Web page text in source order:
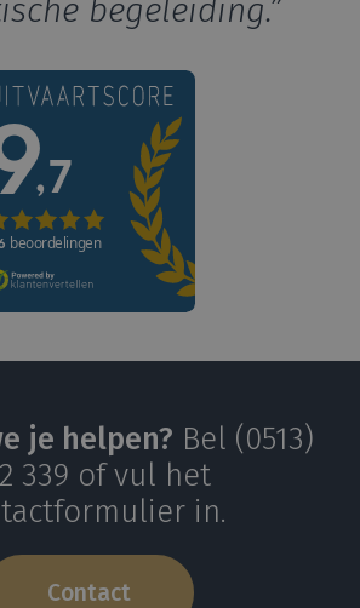
begeleiding.”
je helpen? Bel (0513)
339 of vul het
in.
Contact